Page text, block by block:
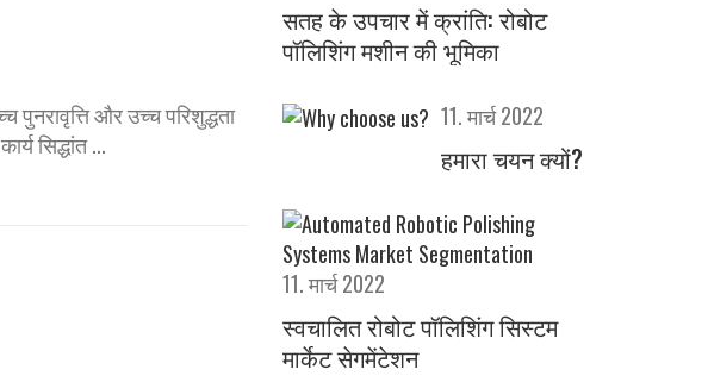
और उच्च परिशुद्धता
सिद्धांत ...
सतह के उपचार में क्रांति: रोबोट
पॉलिशिंग मशीन की भूमिका
11. मार्च 2022
हमारा चयन क्यों?
11. मार्च 2022
स्वचालित रोबोट पॉलिशिंग सिस्टम
मार्केट सेगमेंटेशन